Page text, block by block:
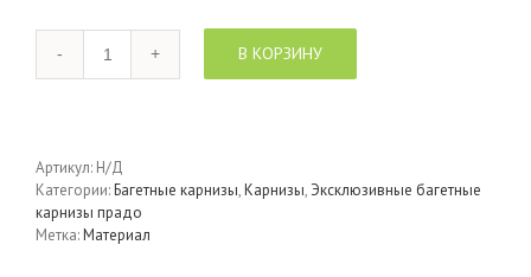
В КОРЗИНУ
Артикул: Н/Д
Категории:Багетные карнизы,Карнизы, Эксклюзивные багетные
карнизы прадо
Метка:Материал